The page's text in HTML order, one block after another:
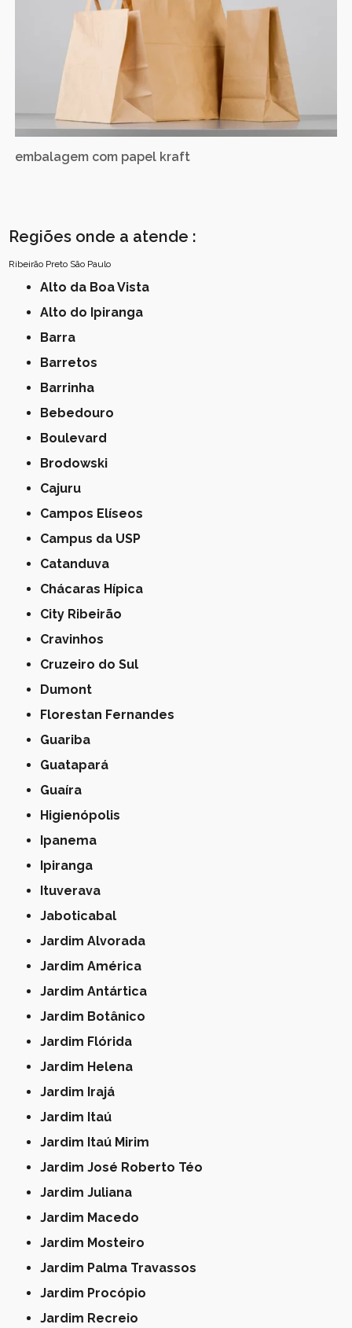
embalagem com papel kraft
Regiões onde a atende :
Ribeirão Preto São Paulo
Alto da Boa Vista
Alto do Ipiranga
Barra
Barretos
Barrinha
Bebedouro
Boulevard
Brodowski
Cajuru
Campos Elíseos
Campus da USP
Catanduva
Chácaras Hípica
City Ribeirão
Cravinhos
Cruzeiro do Sul
Dumont
Florestan Fernandes
Guariba
Guatapará
Guaíra
Higienópolis
Ipanema
Ipiranga
Ituverava
Jaboticabal
Jardim Alvorada
Jardim América
Jardim Antártica
Jardim Botânico
Jardim Flórida
Jardim Helena
Jardim Irajá
Jardim Itaú
Jardim Itaú Mirim
Jardim José Roberto Téo
Jardim Juliana
Jardim Macedo
Jardim Mosteiro
Jardim Palma Travassos
Jardim Procópio
Jardim Recreio